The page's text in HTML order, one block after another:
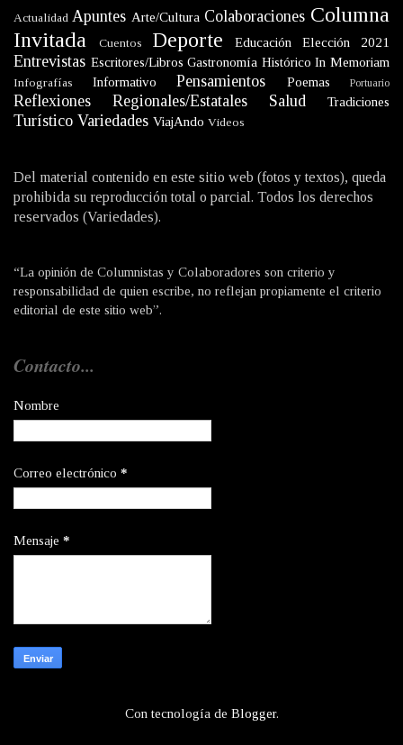
Actualidad Apuntes Arte/Cultura Colaboraciones Columna
Invitada
Cuentos Deporte Educación Elección 2021
Entrevistas Escritores/Libros Gastronomía Histórico In Memoriam
Infografías Informativo Pensamientos Poemas Portuario
Reflexiones Regionales/Estatales Salud Tradiciones
Turístico Variedades ViajAndo Videos
Del material contenido en este sitio web (fotos y textos), queda
prohibida su reproducción total o parcial. Todos los derechos
reservados (Variedades).
“La opinión de Columnistas y Colaboradores son criterio y
responsabilidad de quien escribe, no reflejan propiamente el criterio
editorial de este sitio web”.
Contacto...
Nombre
Correo electrónico *
Mensaje *
Con tecnología de Blogger.